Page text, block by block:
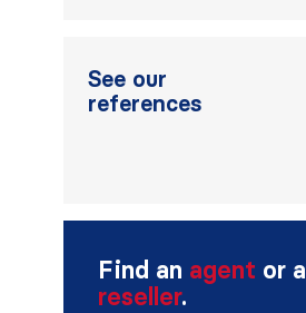
See our
references
Find an agent or a
reseller.